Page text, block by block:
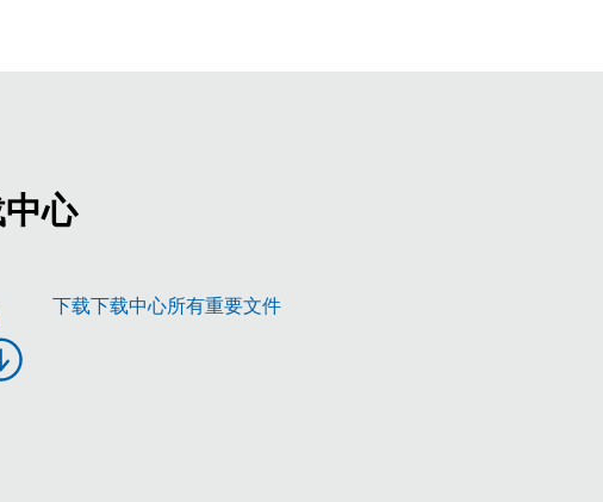
全新研发，顶级水准
心
下载下载中心所有重要文件